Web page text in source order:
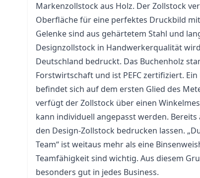
Markenzollstock aus Holz. DerZollstock
Oberfläche für eine perfektes Druckbild
Gelenke sind aus gehärtetem Stahl und
Designzollstock in Handwerkerqualität
Deutschland bedruckt. Das Buchenholz
Forstwirtschaft und ist PEFC zertifiziert. Ein
befindet sich auf dem ersten Glied des
verfügt der Zollstock über einen
kann individuell angepasst werden.
den Design-Zollstock bedrucken lassen.
Team“ ist weitaus mehr als eine
Teamfähigkeit sind wichtig. Aus diesem
besonders gut in jedes Business.